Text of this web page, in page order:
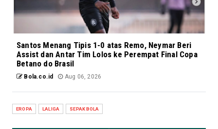
Santos Menang Tipis 1-0 atas Remo, Neymar Beri
Assist dan Antar Tim Lolos ke Perempat Final Copa
Betano do Brasil
Bola.co.id Aug 06, 2026
EROPA LALIGA SEPAK BOLA